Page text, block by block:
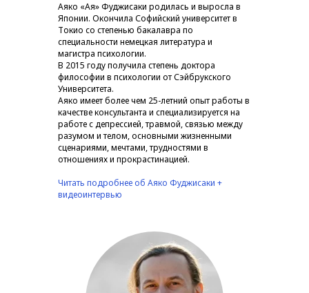
Аяко «Ая» Фуджисаки родилась и выросла в
Японии. Окончила Софийский университет в
Токио со степенью бакалавра по
специальности немецкая литература и
магистра психологии.
В 2015 году получила степень доктора
философии в психологии от Сэйбрукского
Университета.
Аяко имеет более чем 25-летний опыт работы в
качестве консультанта и специализируется на
работе с депрессией, травмой, связью между
разумом и телом, основными жизненными
сценариями, мечтами, трудностями в
отношениях и прокрастинацией.
Читать подробнее об Аяко Фуджисаки +
видеоинтервью